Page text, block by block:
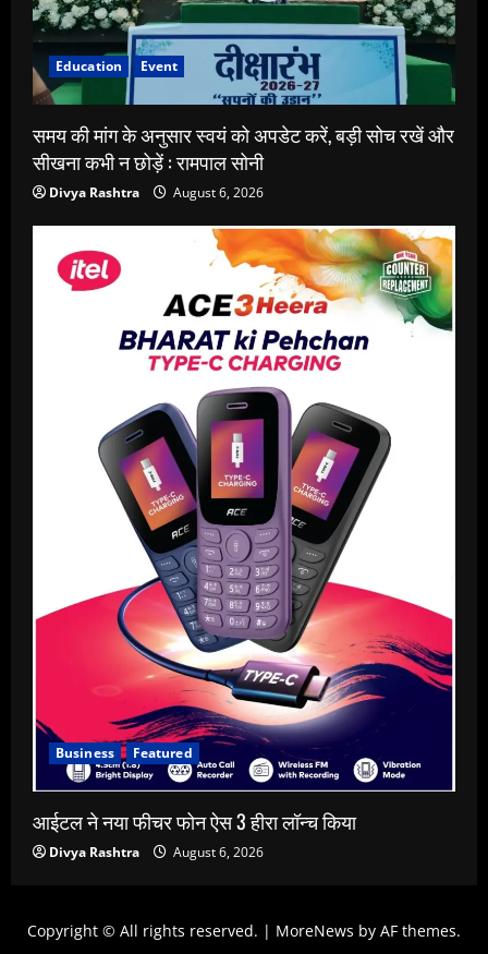
Education Event
समय की मांग के अनुसार स्वयं को अपडेट करें, बड़ी सोच रखें और
सीखना कभी न छोड़ें : रामपाल सोनी
Divya Rashtra August 6, 2026
Business Featured
आईटल ने नया फीचर फोन ऐस 3 हीरा लॉन्च किया
Divya Rashtra August 6, 2026
Copyright © All rights reserved. | MoreNews by AF themes.